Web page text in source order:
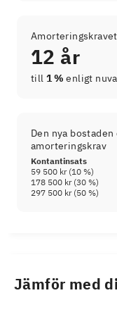
12 år
till 1 % enligt
Den nya
amorteringskrav
Kontantinsats
59 500 kr(10 %)
178 500 kr(30 %)
297 500 kr(50 %)
Jämför med